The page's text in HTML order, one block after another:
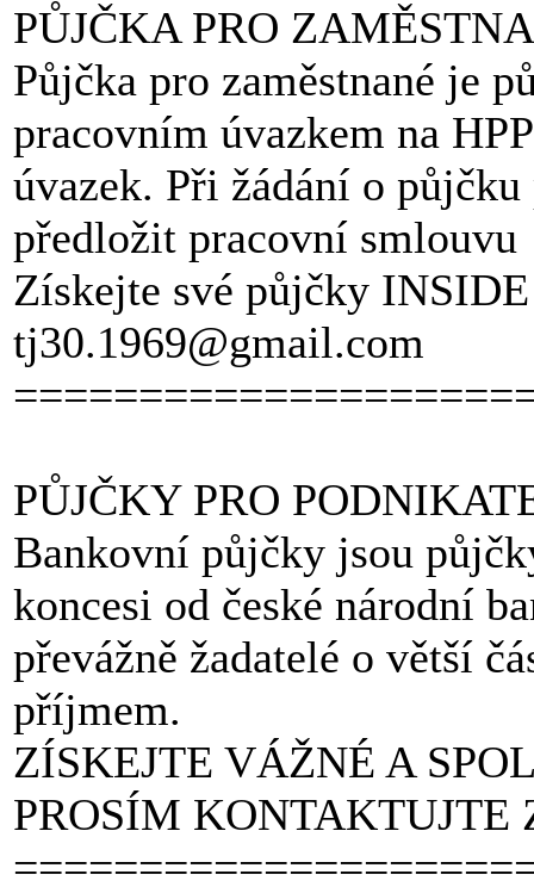
PŮJČKA PRO
Půjčka pro zaměstnané je
pracovním úvazkem na
úvazek. Při žádání o
předložit pracovní smlouvu
Získejte své půjčky
tj30.1969@gmail.com
PŮJČKY PRO
Bankovní půjčky jsou
koncesi od české národní
převážně žadatelé o větší
příjmem.
ZÍSKEJTE VÁŽNÉ A
PROSÍM KONTAKTUJTE